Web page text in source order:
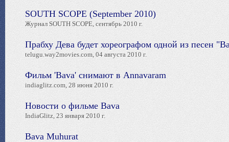
SOUTH SCOPE (September 2010)
Журнал SOUTH SCOPE, сентябрь 2010 г.
Прабху Дева будет хореографом одной из песен
telugu.way2movies.com, 04 августа 2010 г.
Фильм 'Bava' снимают в Annavaram
indiaglitz.com, 28 июня 2010 г.
Новости о фильме Bava
IndiaGlitz, 23 января 2010 г.
Bava Muhurat